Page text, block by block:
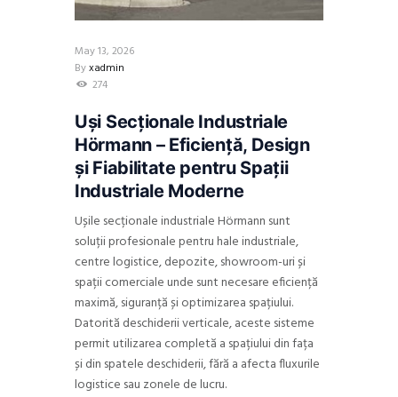
May 13, 2026
Byxadmin
274
Uși Secționale Industriale
Hörmann – Eficiență, Design
și Fiabilitate pentru Spații
Industriale Moderne
Ușile secționale industriale Hörmann sunt
soluții profesionale pentru hale industriale,
centre logistice, depozite, showroom-uri și
spații comerciale unde sunt necesare eficiență
maximă, siguranță și optimizarea spațiului.
Datorită deschiderii verticale, aceste sisteme
permit utilizarea completă a spațiului din fața
și din spatele deschiderii, fără a afecta fluxurile
logistice sau zonele de lucru.